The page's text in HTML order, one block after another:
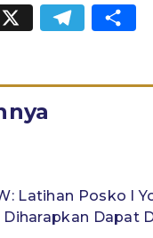
X
Latihan Posko I
Diharapkan Dapat